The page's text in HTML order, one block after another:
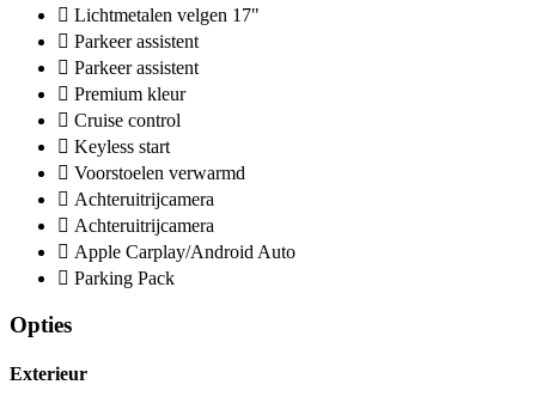
Lichtmetalen velgen 17"
Parkeer assistent
Parkeer assistent
Premium kleur
Cruise control
Keyless start
Voorstoelen verwarmd
Achteruitrijcamera
Achteruitrijcamera
Apple Carplay/Android Auto
Parking Pack
Opties
Exterieur